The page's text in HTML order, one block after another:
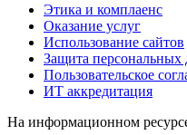
Этика и комплаенс
Оказание услуг
Использование сайтов
Защита персональных
Пользовательское
ИТ аккредитация
На информационном